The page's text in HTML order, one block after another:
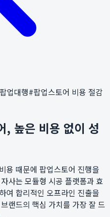
업대행#팝업스토어 비용 절감
, 높은 비용 없이 성
용 때문에 팝업스토어 진행을
사는 모듈형 시공 플랫폼과 효
여 합리적인 오프라인 진출을
랜드의 핵심 가치를 가장 잘 드